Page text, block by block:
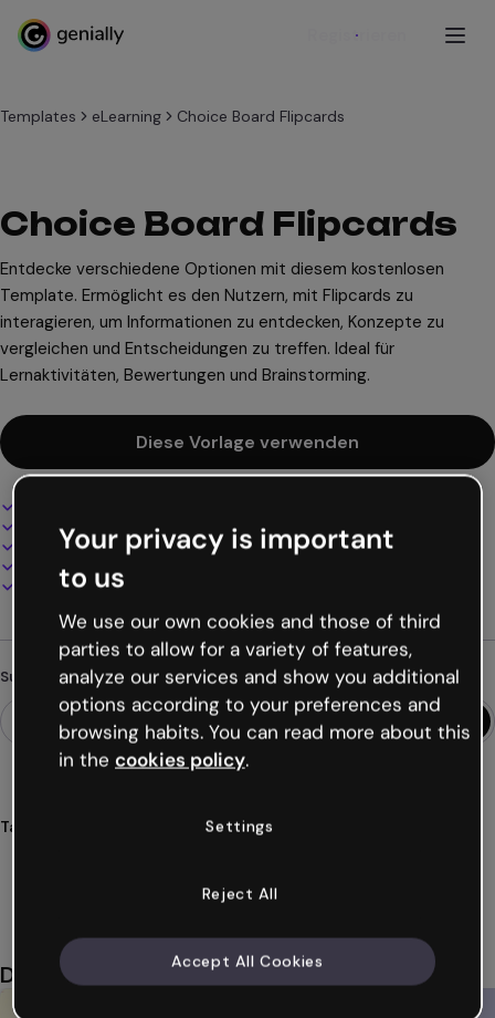
Registrieren
Templates eLearning Choice Board Flipcards
Choice Board Flipcards
Entdecke verschiedene Optionen mit diesem kostenlosen
Template. Ermöglicht es den Nutzern, mit Flipcards zu
interagieren, um Informationen zu entdecken, Konzepte zu
vergleichen und Entscheidungen zu treffen. Ideal für
Lernaktivitäten, Bewertungen und Brainstorming.
Diese Vorlage verwenden
100% anpassbar
Audio, Video und Multimedia hinzufügen
Online präsentieren, teilen oder veröffentlichen
Als PDF, MP4 und andere Formate herunterladen
Suchst du etwas anderes?
Tags
Das könnte dir auch gefallen
Your privacy is important
to us
We use our own cookies and those of third
parties to allow for a variety of features,
analyze our services and show you additional
options according to your preferences and
browsing habits. You can read more about this
in the cookies policy.
Settings
Reject All
Accept All Cookies